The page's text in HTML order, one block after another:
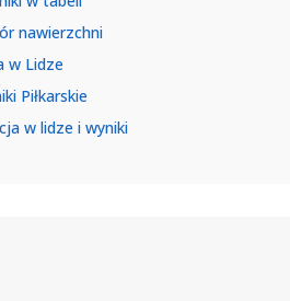
nawierzchni
w Lidze
Piłkarskie
w lidze i wyniki